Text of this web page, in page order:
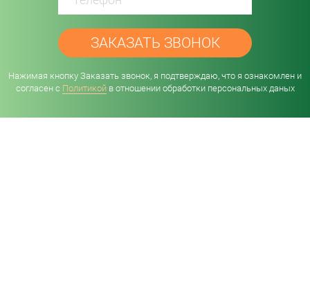
Нажимая кнопку Заказать звонок, я подтверждаю, что я ознакомлен и
согласен с Политикойв отношении обработки персональных даных